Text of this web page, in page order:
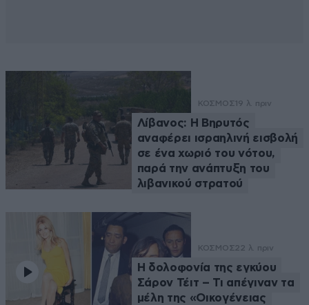
ΚΟΣΜΟΣ 19 λ. πριν
Λίβανος: Η Βηρυτός
αναφέρει ισραηλινή εισβολή
σε ένα χωριό του νότου,
παρά την ανάπτυξη του
λιβανικού στρατού
ΚΟΣΜΟΣ22 λ. πριν
Η δολοφονία της εγκύου
Σάρον Τέιτ – Τι απέγιναν τα
μέλη της «Οικογένειας